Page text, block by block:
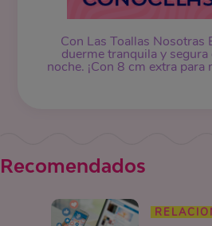
Con Las Toallas Nosotras
duerme tranquila y
noche. ¡Con 8 cm extra
Recomendados